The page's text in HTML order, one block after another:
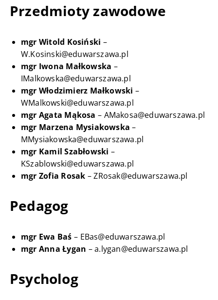
Przedmioty zawodowe
mgr Witold Kosiński –
W.Kosinski@eduwarszawa.pl
mgr Iwona Małkowska –
IMalkowska@eduwarszawa.pl
mgr Włodzimierz Małkowski –
WMalkowski@eduwarszawa.pl
mgr Agata Mąkosa – AMakosa@eduwarszawa.pl
mgr Marzena Mysiakowska –
MMysiakowska@eduwarszawa.pl
mgr Kamil Szabłowski –
KSzablowski@eduwarszawa.pl
mgr Zofia Rosak – ZRosak@eduwarszawa.pl
Pedagog
mgr Ewa Baś – EBas@eduwarszawa.pl
mgr Anna Łygan – a.lygan@eduwarszawa.pl
Psycholog